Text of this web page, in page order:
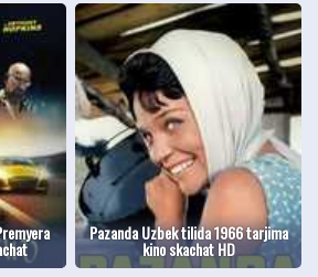
Pazanda Uzbek tilida 1966 tarjima
kino skachat HD